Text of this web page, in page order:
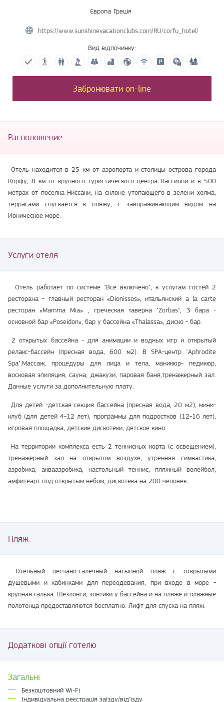
Європа Греція
https://www.sunshinevacationclubs.com/RU/corfu_hotel/
Вид відпочинку:
Забронювати on-line
Расположение
Отель находится в 25 км от аэропорта и столицы острова города
Корфу, 8 км от крупного туристического центра Кассиопи и в 500
метрах от поселка Ниссаки, на склоне утопающего в зелени холма,
террасами спускается к пляжу, с завораживающим видом на
Ионическое море.
Услуги отеля
Отель работает по системе "Все включено", к услугам гостей 2
ресторана - главный ресторан «Dionissos», итальянский a la carte
ресторан «Mamma Mia» , греческая таверна "Zorbas", 3 бара -
основной бар «Poseidon», бар у бассейна «Thalassa», диско - бар.
2 открытых бассейна - для анимации и водных игр и открытый
релакс-бассейн (пресная вода, 600 м2). В SPA-центр "Aphrodite
Spa":Массаж, процедуры для лица и тела, маникюр- педикюр,
восковая эпиляция, сауна, джакузи, паровая баня,тренажерный зал.
Данные услуги за дополнительную плату.
Для детей -детская секция бассейна (пресная вода, 20 м2), мини-
клуб (для детей 4-12 лет), программы для подростков (12-16 лет),
игровая площадка, детские дискотеки, детское кино.
На территории комплекса есть 2 теннисных корта (с освещением),
тренажерный зал на открытом воздухе, утренняя гимнастика,
аэробика, аквааэробика, настольный теннис, пляжный волейбол,
амфитеарт под открытым небом, дискотека на 200 человек.
Пляж
Отельный песчано-галечный насыпной пляж с открытыми
душевыми и кабинками для переодевания, при входе в море -
крупная галька. Шезлонги, зонтики у бассейна и на пляже и пляжные
полотенца предоставляются бесплатно. Лифт для спуска на пляж.
Додаткові опції готелю
Загальні
Безкоштовний Wi-Fi
Індивідуальна реєстрація заїзду/від'їзду